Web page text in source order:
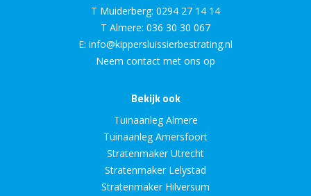
T Muiderberg: 0294 27 14 14
T Almere: 036 30 30 067
E: info@kippersluissierbestrating.nl
Neem contact met ons op
Bekijk ook
Tuinaanleg Almere
Tuinaanleg Amersfoort
Stratenmaker Utrecht
Stratenmaker Lelystad
Stratenmaker Hilversum